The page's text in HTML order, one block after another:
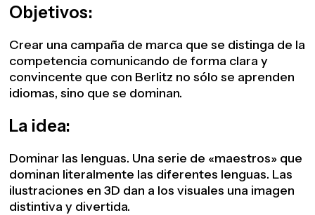
Objetivos:
Crear una campaña de marca que se distinga de la
competencia comunicando de forma clara y
convincente que con Berlitz no sólo se aprenden
idiomas, sino que se dominan.
La idea:
Dominar las lenguas. Una serie de «maestros» que
dominan literalmente las diferentes lenguas. Las
ilustraciones en 3D dan a los visuales una imagen
distintiva y divertida.